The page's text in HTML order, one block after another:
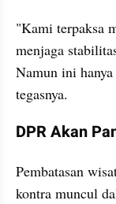
"Kami terpaksa
menjaga
Namun ini
tegasnya.
DPR Akan
Pembatasan
kontra muncul